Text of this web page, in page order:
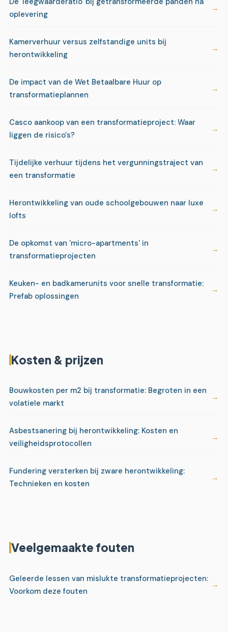
oplevering
Kamerverhuur versus zelfstandige units bij
herontwikkeling
De impact van de Wet Betaalbare Huur op
transformatieplannen
Casco aankoop van een transformatieproject: Waar
liggen de risico's?
Tijdelijke verhuur tijdens het vergunningstraject van
een transformatie
Herontwikkeling van oude schoolgebouwen naar luxe
lofts
De opkomst van 'micro-apartments' in
transformatieprojecten
Keuken- en badkamerunits voor snelle transformatie:
Prefab oplossingen
Kosten & prijzen
Bouwkosten per m2 bij transformatie: Begroten in een
volatiele markt
Asbestsanering bij herontwikkeling: Kosten en
veiligheidsprotocollen
Fundering versterken bij zware herontwikkeling:
Technieken en kosten
Veelgemaakte fouten
Geleerde lessen van mislukte transformatieprojecten:
Voorkom deze fouten